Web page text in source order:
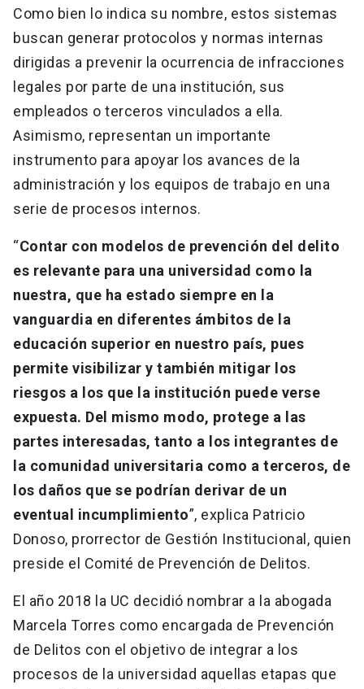
Como bien lo indica su nombre, estos sistemas
buscan generar protocolos y normas internas
dirigidas a prevenir la ocurrencia de infracciones
legales por parte de una institución, sus
empleados o terceros vinculados a ella.
Asimismo, representan un importante
instrumento para apoyar los avances de la
administración y los equipos de trabajo en una
serie de procesos internos.
“Contar con modelos de prevención del delito
es relevante para una universidad como la
nuestra, que ha estado siempre en la
vanguardia en diferentes ámbitos de la
educación superior en nuestro país, pues
permite visibilizar y también mitigar los
riesgos a los que la institución puede verse
expuesta. Del mismo modo, protege a las
partes interesadas, tanto a los integrantes de
la comunidad universitaria como a terceros, de
los daños que se podrían derivar de un
eventual incumplimiento”, explica Patricio
Donoso, prorrector de Gestión Institucional, quien
preside el Comité de Prevención de Delitos.
El año 2018 la UC decidió nombrar a la abogada
Marcela Torres como encargada de Prevención
de Delitos con el objetivo de integrar a los
procesos de la universidad aquellas etapas que